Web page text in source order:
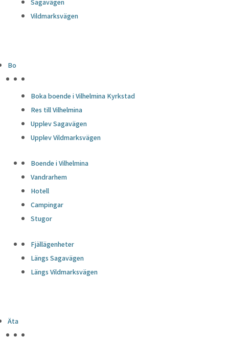
Vildmarksvägen
Bo
Boka boende i Vilhelmina Kyrkstad
Res till Vilhelmina
Upplev Sagavägen
Upplev Vildmarksvägen
Boende i Vilhelmina
Vandrarhem
Hotell
Campingar
Stugor
Fjällägenheter
Längs Sagavägen
Längs Vildmarksvägen
Äta